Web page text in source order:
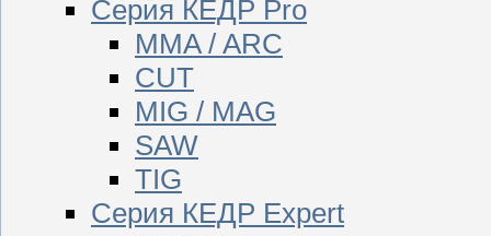
Серия КЕДР Pro
MMA / ARC
CUT
MIG / MAG
SAW
TIG
Серия КЕДР Expert